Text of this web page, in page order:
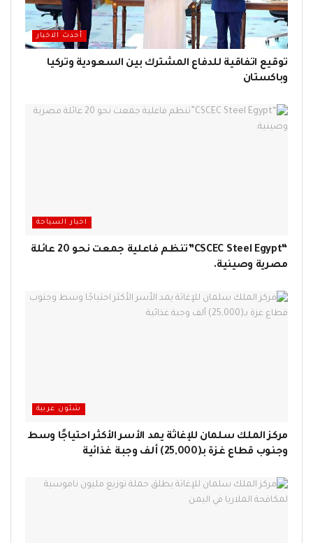
أحدث الاخبار
توقيع اتفاقية للدفاع المشترك بين السعودية وتركيا
وباكستان
اخبار السياحة
“CSCEC Steel Egypt”تنظم فاعلية جمعت نحو 20 عائلة
مصرية وصينية.
شئون عربية
مركز الملك سلمان للإغاثة يمد الأسر الأكثر احتياجًا وسط
وجنوب قطاع غزة بـ(25,000) ألف وجبة غذائية